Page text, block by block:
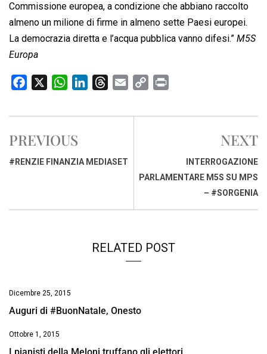
Commissione europea, a condizione che abbiano raccolto
almeno un milione di firme in almeno sette Paesi europei.
La democrazia diretta e l’acqua pubblica vanno difesi.” M5S
Europa
c
b
o
W
a
s
A
n
d
r
d
a
p
n
i
PREVIOUS
#RENZIE FINANZIA MEDIASET
NEXT
INTERROGAZIONE
PARLAMENTARE M5S SU MPS
– #SORGENIA
RELATED POST
Dicembre 25, 2015
Auguri di #BuonNatale, Onesto
Ottobre 1, 2015